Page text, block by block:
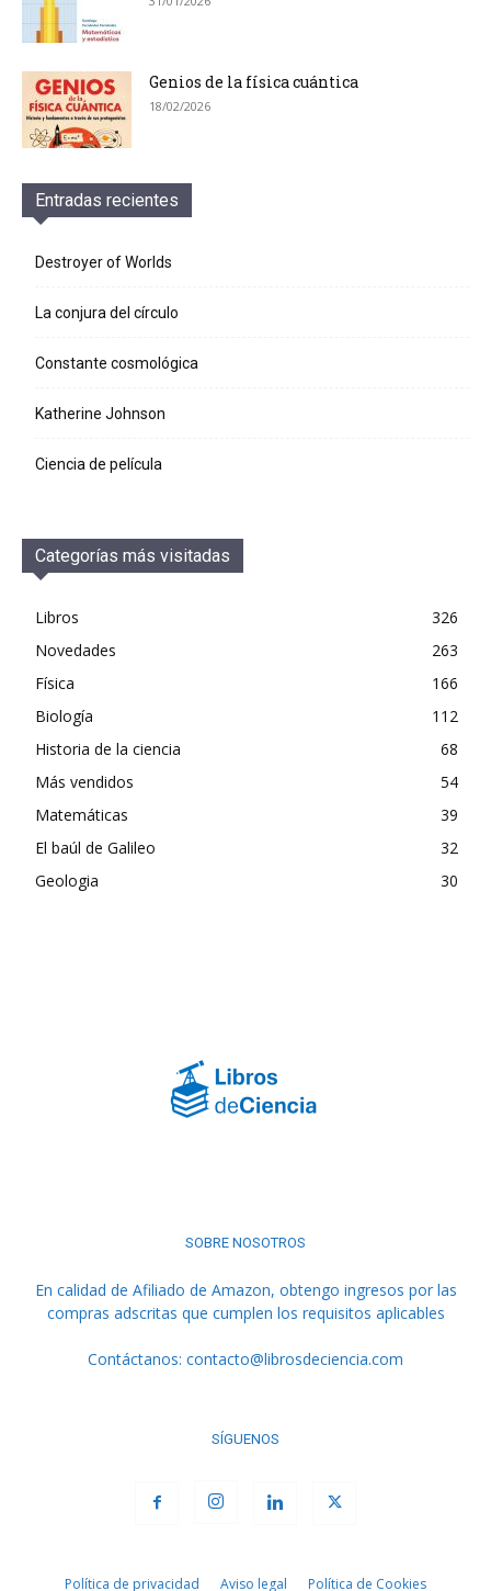
Genios de la física cuántica
18/02/2026
Entradas recientes
Destroyer of Worlds
La conjura del círculo
Constante cosmológica
Katherine Johnson
Ciencia de película
Categorías más visitadas
Libros
326
Novedades
263
Física
166
Biología
112
Historia de la ciencia
68
Más vendidos
54
Matemáticas
39
El baúl de Galileo
32
Geologia
30
SOBRE NOSOTROS
En calidad de Afiliado de Amazon, obtengo ingresos por las
compras adscritas que cumplen los requisitos aplicables
Contáctanos: contacto@librosdeciencia.com
SÍGUENOS
Política de privacidad Aviso legal Política de Cookies